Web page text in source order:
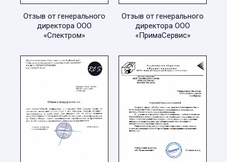
Отзыв от генерального
директора ООО
«Спектром»
Отзыв от генерального
директора ООО
«ПримаСервис»